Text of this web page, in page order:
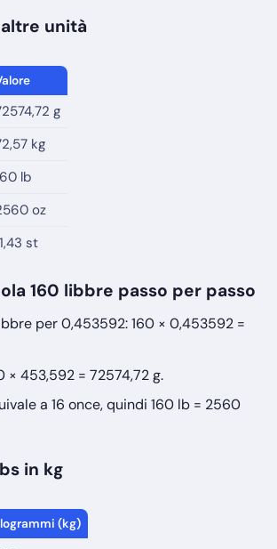
unità
g
kg
lb
oz
st
160 libbre passo per passo
per 0,453592: 160 × 0,453592 =
× 453,592 = 72574,72 g.
a 16 once, quindi 160 lb = 2560
in kg
(kg)